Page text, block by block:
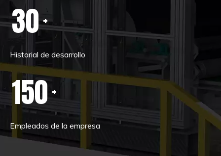
30 +
Historial de desarrollo
150 +
Empleados de la empresa